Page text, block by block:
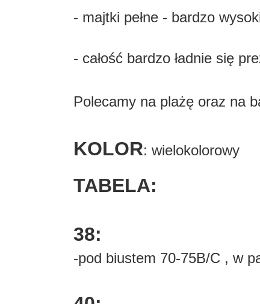
- majtki pełne - bardzo
- całość bardzo ładnie się
Polecamy na plażę oraz na
KOLOR: wielokolorowy
TABELA:
38:
-pod biustem 70-75B/C , w